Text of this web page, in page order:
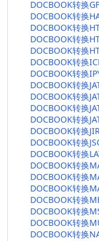
DOCBOOK转换
DOCBOOK转换
DOCBOOK转换
DOCBOOK转换
DOCBOOK转换
DOCBOOK转换
DOCBOOK转换
DOCBOOK转换
DOCBOOK转换
DOCBOOK转换
DOCBOOK转换
DOCBOOK转换
DOCBOOK转换
DOCBOOK转换
DOCBOOK转换
DOCBOOK转换
DOCBOOK转换
DOCBOOK转换
DOCBOOK转换
DOCBOOK转换
DOCBOOK转换